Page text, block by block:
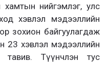
хамтын нийгэмлэг, улс
хэвлэл мэдээллийн
зохион байгуулагдаж
23 хэвлэл мэдээллийн
тавив. Түүнчлэн тус